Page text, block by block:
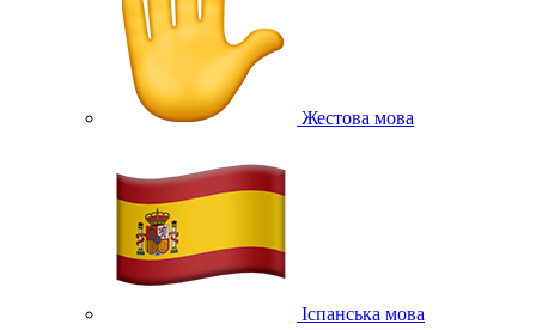
Жестова мова
Іспанська мова